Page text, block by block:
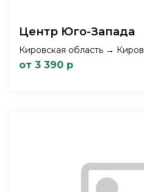
Центр Юго-Запада
Кировская область → Киров
от 3 390 р